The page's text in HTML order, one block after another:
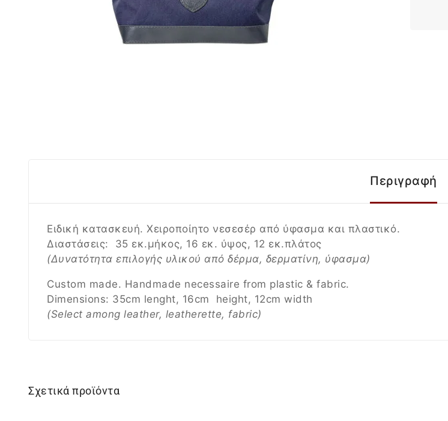
Περιγραφή
Eιδική κατασκευή. Χειροποίητο νεσεσέρ από ύφασμα και πλαστικό.
Διαστάσεις: 35 εκ.μήκος, 16 εκ. ύψος, 12 εκ.πλάτος
(Δυνατότητα επιλογής υλικού από δέρμα, δερματίνη, ύφασμα)
Custom made. Handmade necessaire from plastic & fabric.
Dimensions: 35cm lenght, 16cm height, 12cm width
(Select among leather, leatherette, fabric)
Σχετικά προϊόντα